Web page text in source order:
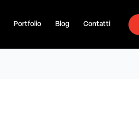
Portfolio Blog Contatti